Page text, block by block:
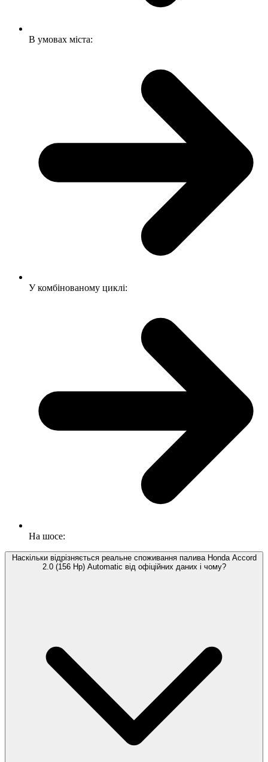
В умовах міста:
У комбінованому циклі:
На шосе:
Наскільки відрізняється реальне споживання палива Honda Accord
2.0 (156 Hp) Automatic від офіційних даних і чому?